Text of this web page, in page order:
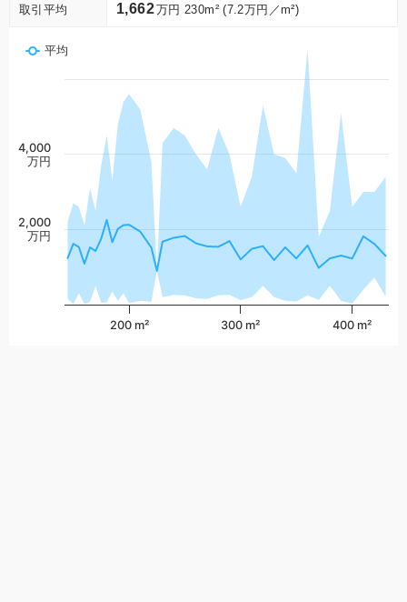
取引平均 1,662万円 230m² (7.2万円／m²)
平均
200 m² 300 m² 400 m²
2,000
万円
4,000
万円